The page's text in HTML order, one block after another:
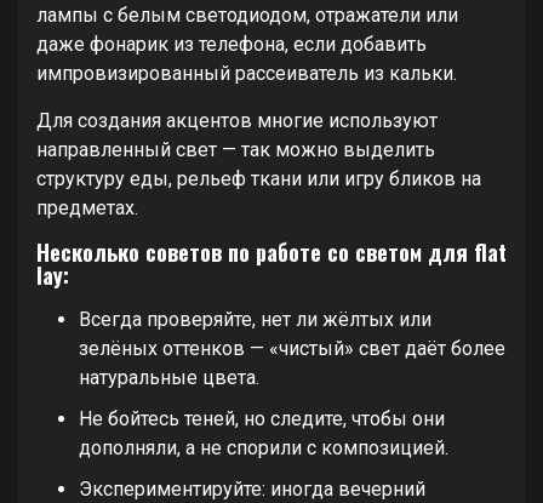
лампы с белым светодиодом, отражатели или
даже фонарик из телефона, если добавить
импровизированный рассеиватель из кальки.
Для создания акцентов многие используют
направленный свет — так можно выделить
структуру еды, рельеф ткани или игру бликов на
предметах.
Несколько советов по работе со светом для flat
lay:
Всегда проверяйте, нет ли жёлтых или
зелёных оттенков — «чистый» свет даёт более
натуральные цвета.
Не бойтесь теней, но следите, чтобы они
дополняли, а не спорили с композицией.
Экспериментируйте: иногда вечерний